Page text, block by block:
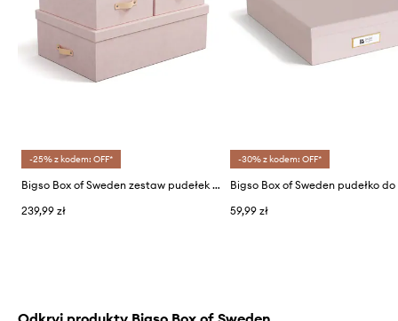
-25% z kodem: OFF*
Bigso Box of Sweden zestaw pudełek do przechowywania
239,99 zł
-30% z kodem: OFF*
59,99 zł